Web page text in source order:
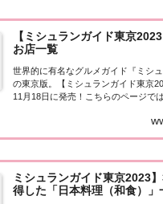
【ミシュランガイド東京
お店一覧
世界的に有名なグルメガイド『ミシュ
の東京版。【ミシュランガイド東京
11月18日に発売！こちらのページで
を一覧にまとめました。ミシュラン
2023『3つ星』ミシュランガイド東京
ミシュランガイド東京2023
得した「日本料理（和食）」